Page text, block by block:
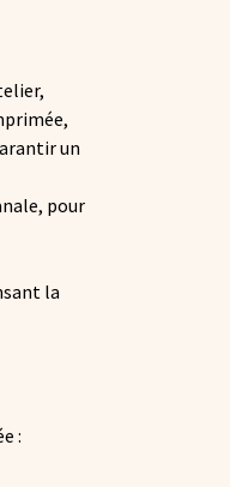
un
pour
la
: